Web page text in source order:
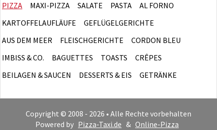
PIZZA MAXI-PIZZA SALATE PASTA
AL FORNO
KARTOFFELAUFLÄUFE
GEFLÜGELGERICHTE
AUS DEM MEER
FLEISCHGERICHTE
CORDON BLEU
IMBISS & CO.
BAGUETTES TOASTS
CRÊPES
BEILAGEN & SAUCEN
DESSERTS & EIS GETRÄNKE
Copyright © 2008 - 2026 • Alle Rechte vorbehalten
Powered by Pizza-Taxi.de & Online-Pizza